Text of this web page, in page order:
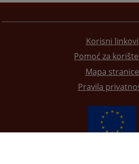
Korisni linkovi
Pomoć za
Mapa stranice
Pravila